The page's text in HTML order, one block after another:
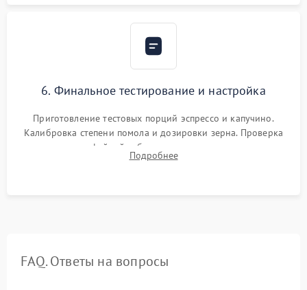
6. Финальное тестирование и настройка
Приготовление тестовых порций эспрессо и капучино.
Калибровка степени помола и дозировки зерна. Проверка
плотности кофейной таблетки, температуры напитка и
качества молочной пены. Контроль отсутствия посторонних
Подробнее
FAQ. Ответы на вопросы